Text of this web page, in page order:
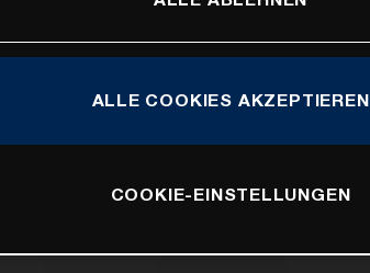
ALLE COOKIES AKZEPTIEREN
COOKIE-EINSTELLUNGEN